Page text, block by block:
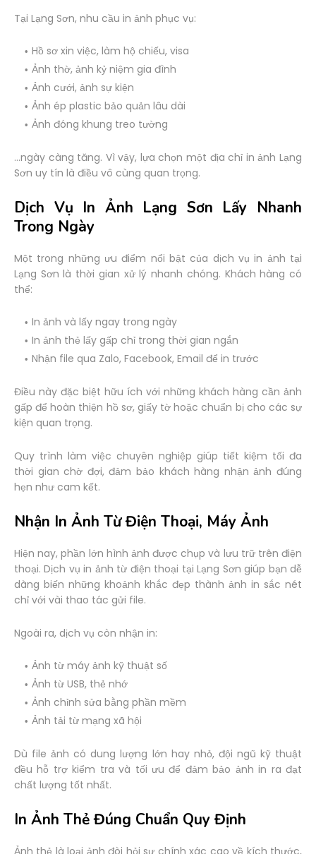
Tại Lạng Sơn, nhu cầu in ảnh phục vụ:
Hồ sơ xin việc, làm hộ chiếu, visa
Ảnh thờ, ảnh kỷ niệm gia đình
Ảnh cưới, ảnh sự kiện
Ảnh ép plastic bảo quản lâu dài
Ảnh đóng khung treo tường
…ngày càng tăng. Vì vậy, lựa chọn một địa chỉ in ảnh Lạng
Sơn uy tín là điều vô cùng quan trọng.
Dịch Vụ In Ảnh Lạng Sơn Lấy Nhanh
Trong Ngày
Một trong những ưu điểm nổi bật của dịch vụ in ảnh tại
Lạng Sơn là thời gian xử lý nhanh chóng. Khách hàng có
thể:
In ảnh và lấy ngay trong ngày
In ảnh thẻ lấy gấp chỉ trong thời gian ngắn
Nhận file qua Zalo, Facebook, Email để in trước
Điều này đặc biệt hữu ích với những khách hàng cần ảnh
gấp để hoàn thiện hồ sơ, giấy tờ hoặc chuẩn bị cho các sự
kiện quan trọng.
Quy trình làm việc chuyên nghiệp giúp tiết kiệm tối đa
thời gian chờ đợi, đảm bảo khách hàng nhận ảnh đúng
hẹn như cam kết.
Nhận In Ảnh Từ Điện Thoại, Máy Ảnh
Hiện nay, phần lớn hình ảnh được chụp và lưu trữ trên điện
thoại. Dịch vụ in ảnh từ điện thoại tại Lạng Sơn giúp bạn dễ
dàng biến những khoảnh khắc đẹp thành ảnh in sắc nét
chỉ với vài thao tác gửi file.
Ngoài ra, dịch vụ còn nhận in:
Ảnh từ máy ảnh kỹ thuật số
Ảnh từ USB, thẻ nhớ
Ảnh chỉnh sửa bằng phần mềm
Ảnh tải từ mạng xã hội
Dù file ảnh có dung lượng lớn hay nhỏ, đội ngũ kỹ thuật
đều hỗ trợ kiểm tra và tối ưu để đảm bảo ảnh in ra đạt
chất lượng tốt nhất.
In Ảnh Thẻ Đúng Chuẩn Quy Định